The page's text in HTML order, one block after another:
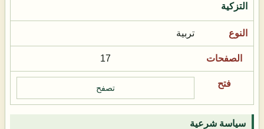
التزكية
تربية
17
تصفح
سياسة شرعية